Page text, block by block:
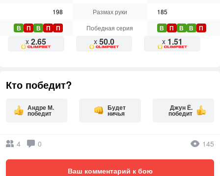
198
В П В П П
Размах руки
Победная серия
185
В П В В П
x 2.65 x 50.0 x 1.51
Кто победит?
Андре М.
победит
Будет
ничья
Джун Ё.
победит
4 0 145
Ваш комментарий к бою